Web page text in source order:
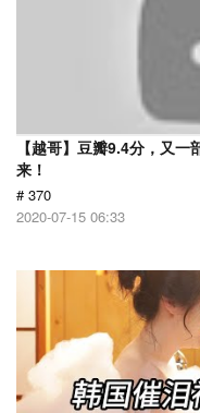
【越哥】豆瓣9.4分，又
来！
# 370
2020-07-15 06:33